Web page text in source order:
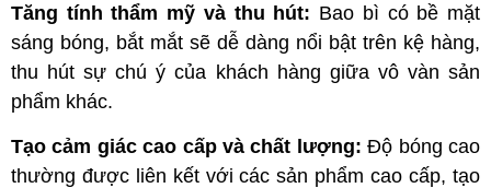
Tăng tính thẩm mỹ và thu hút: Bao bì có bề mặt
sáng bóng, bắt mắt sẽ dễ dàng nổi bật trên kệ hàng,
thu hút sự chú ý của khách hàng giữa vô vàn sản
phẩm khác.
Tạo cảm giác cao cấp và chất lượng: Độ bóng cao
thường được liên kết với các sản phẩm cao cấp, tạo